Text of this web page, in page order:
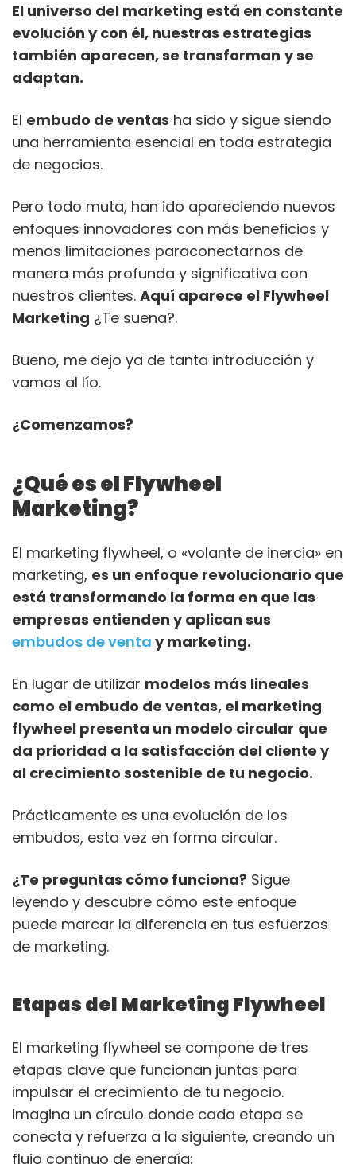
El universo del marketing está en constante
evolución y con él, nuestras estrategias
también aparecen, se transforman y se
adaptan.
El embudo de ventas ha sido y sigue siendo
una herramienta esencial en toda estrategia
de negocios.
Pero todo muta, han ido apareciendo nuevos
enfoques innovadores con más beneficios y
menos limitaciones paraconectarnos de
manera más profunda y significativa con
nuestros clientes. Aquí aparece el Flywheel
Marketing ¿Te suena?.
Bueno, me dejo ya de tanta introducción y
vamos al lío.
¿Comenzamos?
¿Qué es el Flywheel
Marketing?
El marketing flywheel, o «volante de inercia» en
marketing, es un enfoque revolucionario que
está transformando la forma en que las
empresas entienden y aplican sus
embudos de venta y marketing.
En lugar de utilizar modelos más lineales
como el embudo de ventas, el marketing
flywheel presenta un modelo circular que
da prioridad a la satisfacción del cliente y
al crecimiento sostenible de tu negocio.
Prácticamente es una evolución de los
embudos, esta vez en forma circular.
¿Te preguntas cómo funciona? Sigue
leyendo y descubre cómo este enfoque
puede marcar la diferencia en tus esfuerzos
de marketing.
Etapas del Marketing Flywheel
El marketing flywheel se compone de tres
etapas clave que funcionan juntas para
impulsar el crecimiento de tu negocio.
Imagina un círculo donde cada etapa se
conecta y refuerza a la siguiente, creando un
flujo continuo de energía: